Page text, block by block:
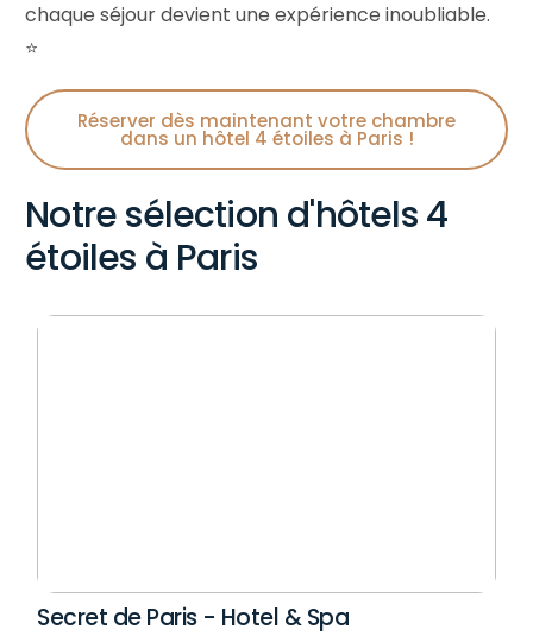
chaque séjour devient une expérience inoubliable.
⭐️
Réserver dès maintenant votre chambre
dans un hôtel 4 étoiles à Paris !
Notre sélection d'hôtels 4
étoiles à Paris
Secret de Paris - Hotel & Spa